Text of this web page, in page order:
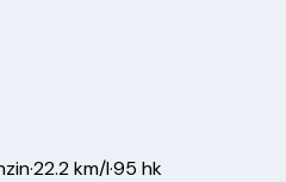
·22.2 km/l·95 hk